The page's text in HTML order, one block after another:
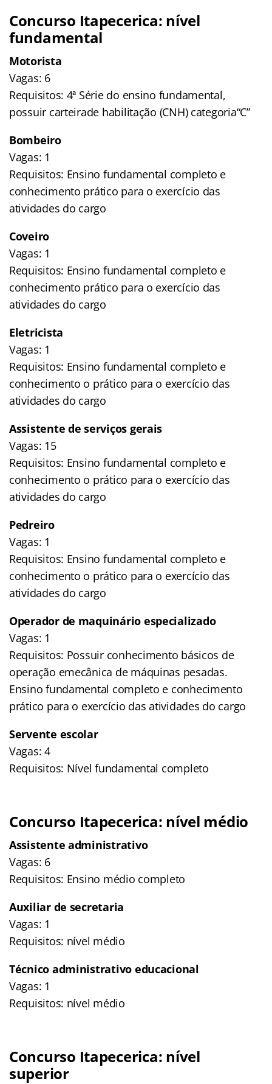
Concurso Itapecerica: nível
fundamental
Motorista
Vagas: 6
Requisitos: 4ª Série do ensino fundamental,
possuir carteirade habilitação (CNH) categoria“C”
Bombeiro
Vagas: 1
Requisitos: Ensino fundamental completo e
conhecimento prático para o exercício das
atividades do cargo
Coveiro
Vagas: 1
Requisitos: Ensino fundamental completo e
conhecimento prático para o exercício das
atividades do cargo
Eletricista
Vagas: 1
Requisitos: Ensino fundamental completo e
conhecimento o prático para o exercício das
atividades do cargo
Assistente de serviços gerais
Vagas: 15
Requisitos: Ensino fundamental completo e
conhecimento o prático para o exercício das
atividades do cargo
Pedreiro
Vagas: 1
Requisitos: Ensino fundamental completo e
conhecimento o prático para o exercício das
atividades do cargo
Operador de maquinário especializado
Vagas: 1
Requisitos: Possuir conhecimento básicos de
operação emecânica de máquinas pesadas.
Ensino fundamental completo e conhecimento
prático para o exercício das atividades do cargo
Servente escolar
Vagas: 4
Requisitos: Nível fundamental completo
Concurso Itapecerica: nível médio
Assistente administrativo
Vagas: 6
Requisitos: Ensino médio completo
Auxiliar de secretaria
Vagas: 1
Requisitos: nível médio
Técnico administrativo educacional
Vagas: 1
Requisitos: nível médio
Concurso Itapecerica: nível
superior